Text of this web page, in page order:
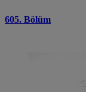
605. Bölüm